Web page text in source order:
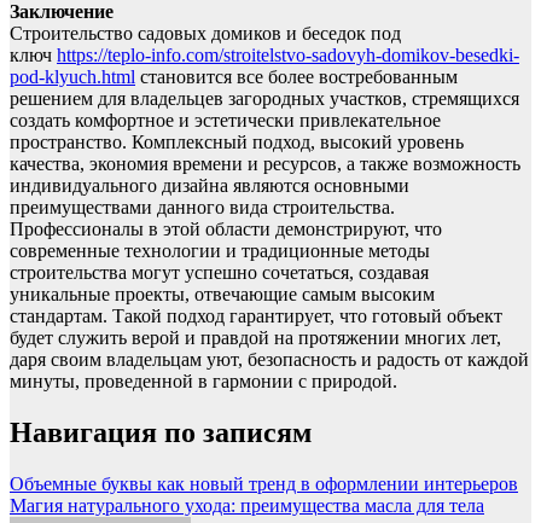
Заключение
Строительство садовых домиков и беседок под
ключ https://teplo-info.com/stroitelstvo-sadovyh-domikov-besedki-
pod-klyuch.html становится все более востребованным
решением для владельцев загородных участков, стремящихся
создать комфортное и эстетически привлекательное
пространство. Комплексный подход, высокий уровень
качества, экономия времени и ресурсов, а также возможность
индивидуального дизайна являются основными
преимуществами данного вида строительства.
Профессионалы в этой области демонстрируют, что
современные технологии и традиционные методы
строительства могут успешно сочетаться, создавая
уникальные проекты, отвечающие самым высоким
стандартам. Такой подход гарантирует, что готовый объект
будет служить верой и правдой на протяжении многих лет,
даря своим владельцам уют, безопасность и радость от каждой
минуты, проведенной в гармонии с природой.
Навигация по записям
Объемные буквы как новый тренд в оформлении интерьеров
Магия натурального ухода: преимущества масла для тела